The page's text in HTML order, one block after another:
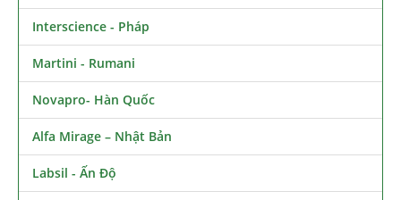
Interscience - Pháp
Martini - Rumani
Novapro- Hàn Quốc
Alfa Mirage – Nhật Bản
Labsil - Ấn Độ